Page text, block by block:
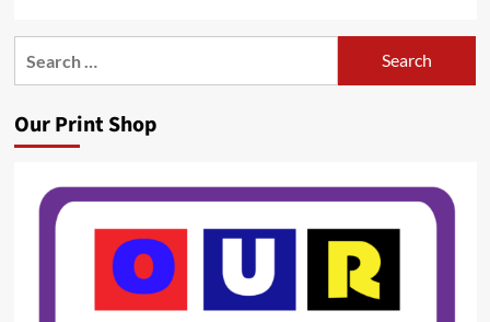
Our Print Shop